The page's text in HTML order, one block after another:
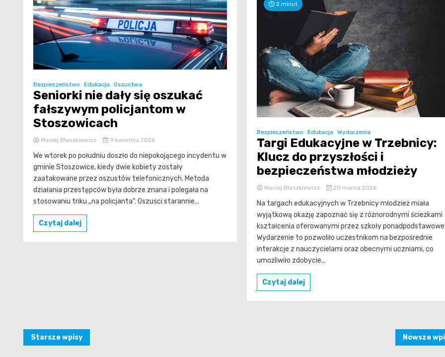
Bezpieczeństwo Edukacja Oszustwa
Seniorki nie dały się oszukać
fałszywym policjantom w
Stoszowicach
Maciej Błaszkiewicz 9 kwietnia 2026
We wtorek po południu doszło do niepokojącego incydentu w
gminie Stoszowice, kiedy dwie kobiety zostały
zaatakowane przez oszustów telefonicznych. Metoda
działania przestępców była dobrze znana i polegała na
stosowaniu triku „na policjanta”. Oszuści starannie...
Czytaj dalej
2 minut
Bezpieczeństwo Edukacja Wydarzenia
Targi Edukacyjne w Trzebnicy:
Klucz do przyszłości i
bezpieczeństwa młodzieży
Maciej Błaszkiewicz 20 marca 2026
Na targach edukacyjnych w Trzebnicy młodzież miała
wyjątkową okazję zapoznać się z różnorodnymi ścieżkami
kształcenia oferowanymi przez szkoły
Wydarzenie to pozwoliło uczestnikom na bezpośrednie
interakcje z nauczycielami oraz obecnymi uczniami, co
umożliwiło zdobycie...
Czytaj dalej
Nawigacja
Starsze wpisy Nowsze